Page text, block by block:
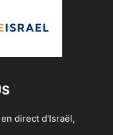
direct d'Israël,